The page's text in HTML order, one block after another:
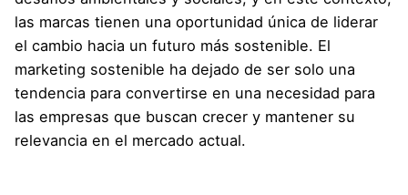
las marcas tienen una oportunidad única de liderar
el cambio hacia un futuro más sostenible. El
marketing sostenible ha dejado de ser solo una
tendencia para convertirse en una necesidad para
las empresas que buscan crecer y mantener su
relevancia en el mercado actual.